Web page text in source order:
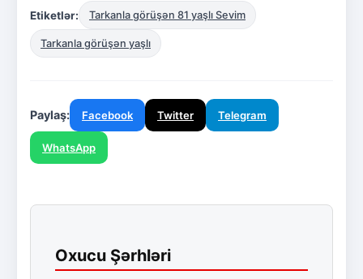
Etiketlər: Tarkanla görüşən 81 yaşlı Sevim
Tarkanla görüşən yaşlı
Paylaş: Facebook Twitter Telegram
WhatsApp
Oxucu Şərhləri